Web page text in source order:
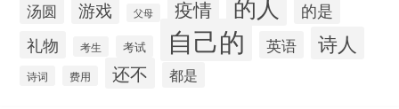
汤圆 游戏 父母 疫情 的人 的是
礼物 考生 考试 自己的 英语 诗人
诗词 费用 还不 都是